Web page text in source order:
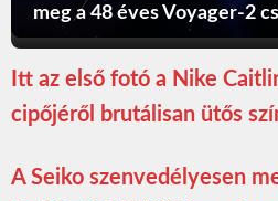
meg a 48 éves Voyager-2
Itt az első fotó a Nike
cipőjéről brutálisan ütős
A Seiko szenvedélyesen